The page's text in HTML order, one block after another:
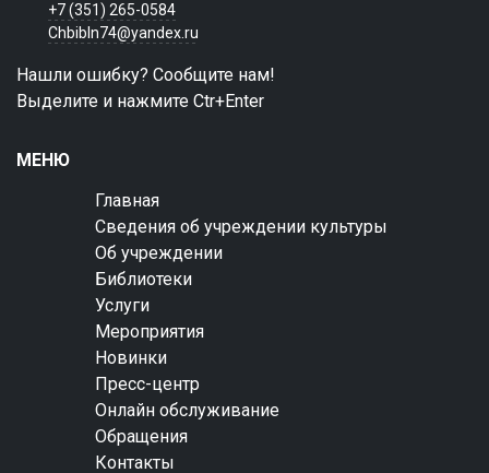
+7 (351) 265-0584
Chbibln74@yandex.ru
Нашли ошибку? Сообщите нам!
Выделите и нажмите Ctr+Enter
МЕНЮ
Главная
Сведения об учреждении культуры
Об учреждении
Библиотеки
Услуги
Мероприятия
Новинки
Пресс-центр
Онлайн обслуживание
Обращения
Контакты